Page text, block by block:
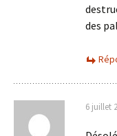
des
6 juillet